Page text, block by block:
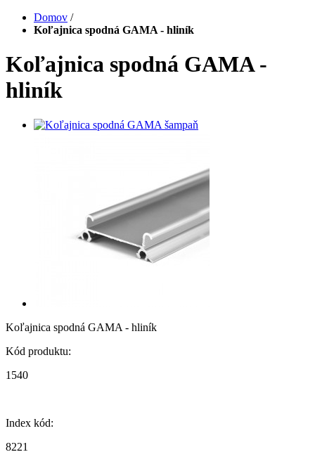
Domov /
Koľajnica spodná GAMA - hliník
Koľajnica spodná GAMA -
hliník
Koľajnica spodná GAMA - hliník
Kód produktu:
1540
Index kód:
8221